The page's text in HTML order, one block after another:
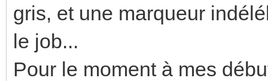
gris, et une marqueur
le job...
Pour le moment à mes